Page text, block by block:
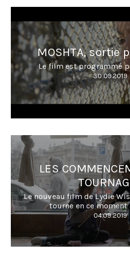
MOSHTA, sortie
Le film est programmé
30.09.2019
LES
Le nouveau film de Lydie
tourne en ce moment
04.09.2019